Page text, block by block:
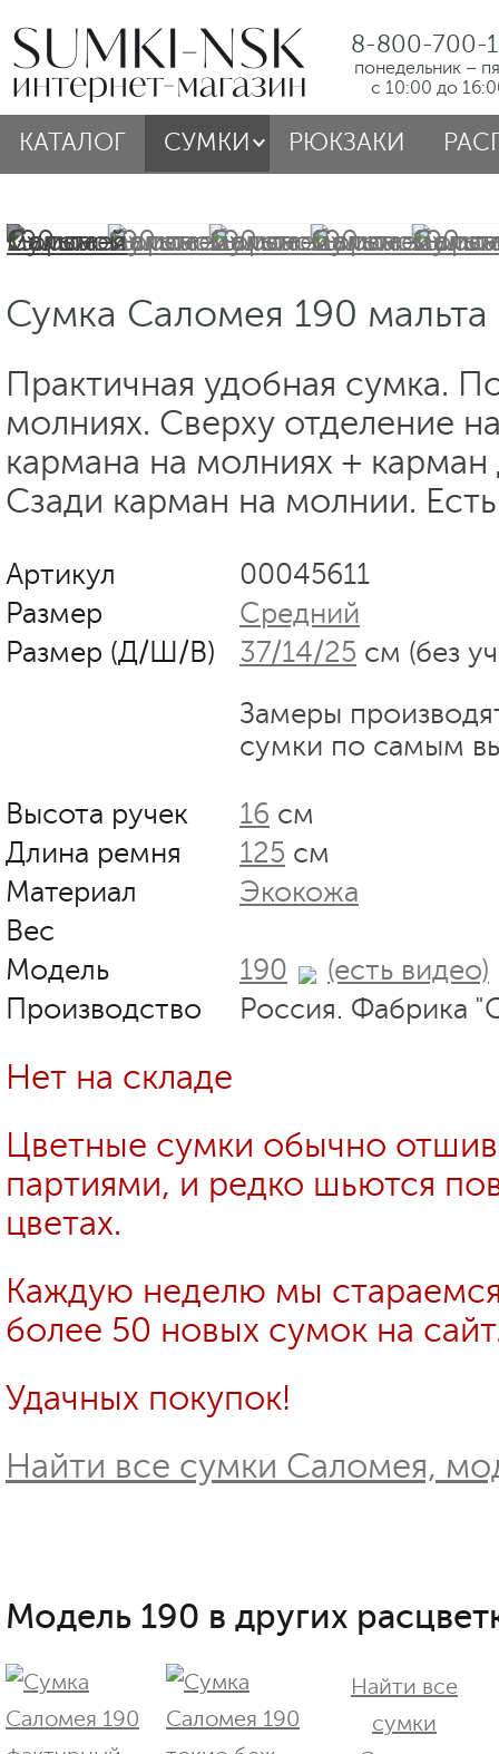
8-800-700-
понедельник –
с 10:00 до
КАТАЛОГ СУМКИ РЮКЗАКИ
Сумка Саломея 190
Практичная удобная сумка.
молниях. Сверху отделение
кармана на молниях + карман
Сзади карман на молнии.
Артикул
00045611
Размер
Средний
Размер (Д/Ш/В)
37/14/25 см (без
Замеры
сумки по самым
Высота ручек 16 см
Длина ремня
125 см
Материал
Экокожа
Вес
Модель
190
(есть видео)
Производство
Россия. Фабрика
Нет на складе
Цветные сумки обычно
партиями, и редко шьются
цветах.
Каждую неделю мы
более 50 новых сумок на
Удачных покупок!
Найти все сумки Саломея,
Модель 190 в других
Найти все
сумки